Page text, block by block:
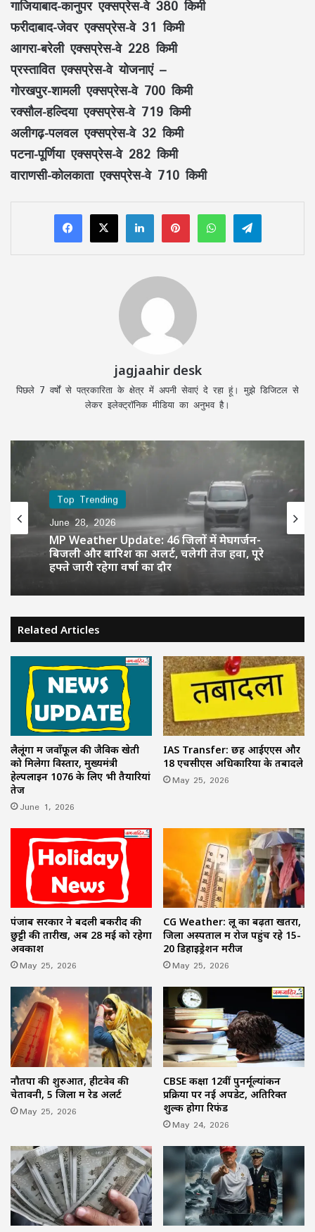
गाजियाबाद-कानुपर एक्सप्रेस-वे 380 किमी
फरीदाबाद-जेवर एक्सप्रेस-वे 31 किमी
आगरा-बरेली एक्सप्रेस-वे 228 किमी
प्रस्तावित एक्सप्रेस-वे योजनाएं –
गोरखपुर-शामली एक्सप्रेस-वे 700 किमी
रक्सौल-हल्दिया एक्सप्रेस-वे 719 किमी
अलीगढ़-पलवल एक्सप्रेस-वे 32 किमी
पटना-पूर्णिया एक्सप्रेस-वे 282 किमी
वाराणसी-कोलकाता एक्सप्रेस-वे 710 किमी
LinkedInPinterestWhatsAppTelegram
jagjaahir desk
पिछले 7 वर्षों से पत्रकारिता के क्षेत्र में अपनी सेवाएं दे रहा हूं। मुझे डिजिटल से
लेकर इलेक्ट्रॉनिक मीडिया का अनुभव है।
Top Trending
June 28, 2026
MP Weather Update: 46 जिलों में मेघगर्जन-
बिजली और बारिश का अलर्ट, चलेगी तेज हवा, पूरे
हफ्ते जारी रहेगा वर्षा का दौर
Related Articles
लैलूंगा में जवाँफूल की जैविक खेती
को मिलेगा विस्तार, मुख्यमंत्री
हेल्पलाइन 1076 के लिए भी तैयारियां
तेज
June 1, 2026
IAS Transfer: छह आईएएस और
18 एचसीएस अधिकारियों के तबादले
May 25, 2026
पंजाब सरकार ने बदली बकरीद की
छुट्टी की तारीख, अब 28 मई को रहेगा
अवकाश
May 25, 2026
CG Weather: लू का बढ़ता खतरा,
जिला अस्पताल में रोज पहुंच रहे 15-
20 डिहाइड्रेशन मरीज
May 25, 2026
नौतपा की शुरुआत, हीटवेव की
चेतावनी, 5 जिलों में रेड अलर्ट
May 25, 2026
CBSE कक्षा 12वीं पुनर्मूल्यांकन
प्रक्रिया पर नई अपडेट, अतिरिक्त
शुल्क होगा रिफंड
May 24, 2026